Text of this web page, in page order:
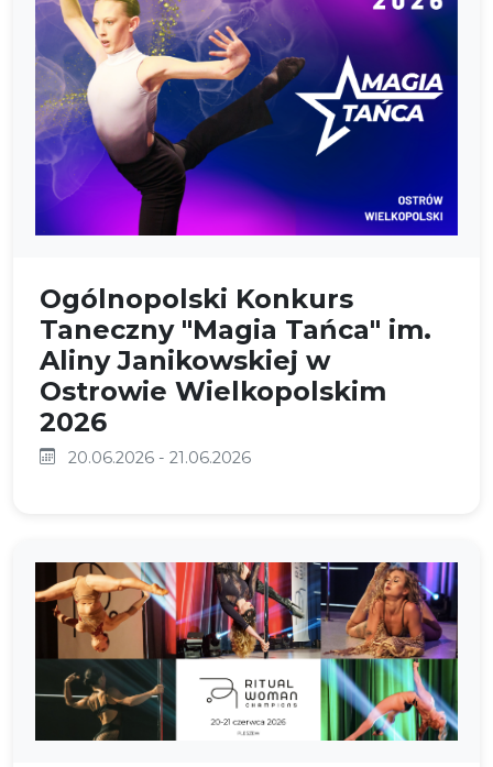
Ogólnopolski Konkurs
Taneczny "Magia Tańca" im.
Aliny Janikowskiej w
Ostrowie Wielkopolskim
2026
20.06.2026 - 21.06.2026